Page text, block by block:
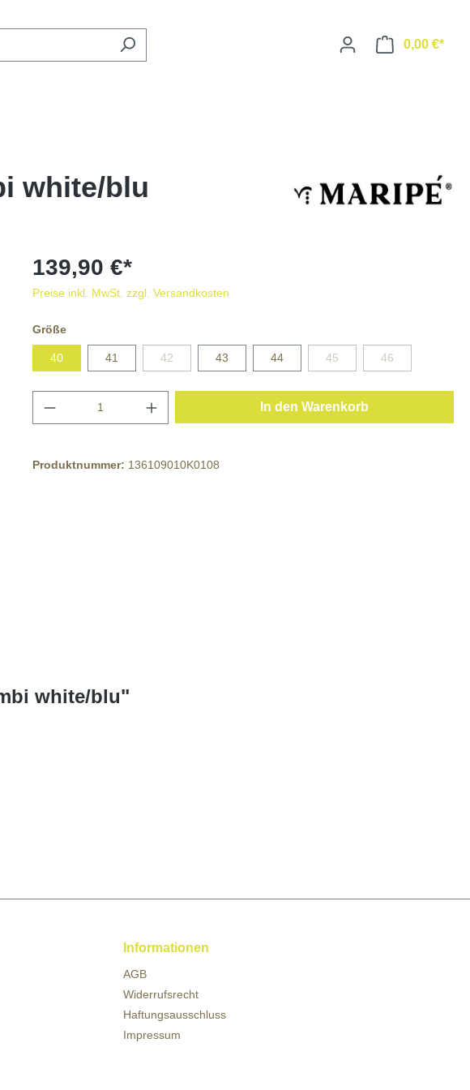
0,00 €*
white/blu
139,90 €*
Preise inkl. MwSt. zzgl. Versandkosten
Größe
40 41 42 43 44 45 46
In den Warenkorb
Produktnummer: 136109010K0108
white/blu"
Informationen
AGB
Widerrufsrecht
Haftungsausschluss
Impressum